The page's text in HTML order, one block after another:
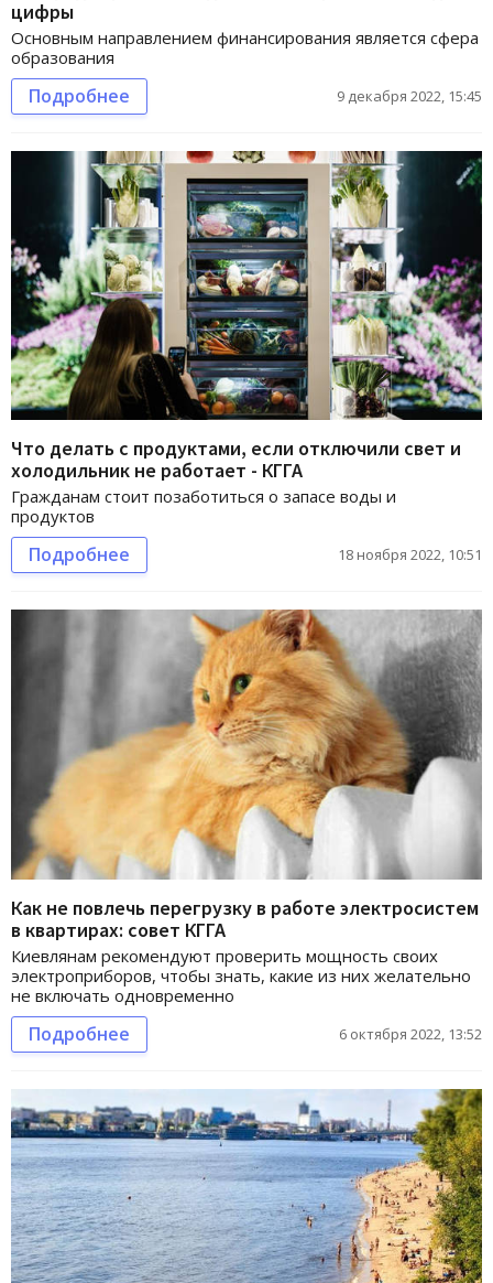
цифры
Основным направлением финансирования является сфера
образования
Подробнее 9 декабря 2022, 15:45
Что делать с продуктами, если отключили свет и
холодильник не работает - КГГА
Гражданам стоит позаботиться о запасе воды и
продуктов
Подробнее 18 ноября 2022, 10:51
Как не повлечь перегрузку в работе электросистем
в квартирах: совет КГГА
Киевлянам рекомендуют проверить мощность своих
электроприборов, чтобы знать, какие из них желательно
не включать одновременно
Подробнее 6 октября 2022, 13:52